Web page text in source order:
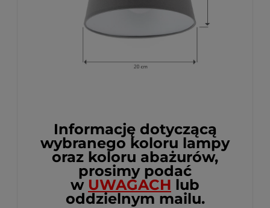
Informację dotyczącą
wybranego koloru lampy
oraz koloru abażurów,
prosimy podać
w UWAGACH lub
oddzielnym mailu.